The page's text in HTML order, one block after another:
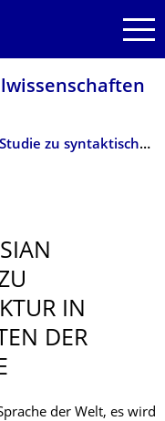
„Topicalization in Asian Englishes“ - Studie zu syntaktischer Struktur in asiatischen Varietäten der englischen Sprache
IN
DER
der Welt, es wird